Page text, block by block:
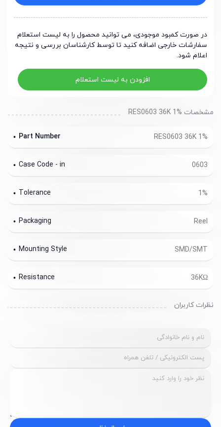
در صورت کمبود موجودی، می توانید محصول را به لیست استعلام
سفارشات خارجی اضافه کنید تا توسط کارشناسان بررسی و نتیجه
اعلام شود.
افزودن به لیست استعلام
مشخصات RES0603 36K 1%
RES0603 36K 1%
Part Number
0603
Case Code - in
1%
Tolerance
Reel
Packaging
SMD/SMT
Mounting Style
36KΩ
Resistance
نظرات کاربران